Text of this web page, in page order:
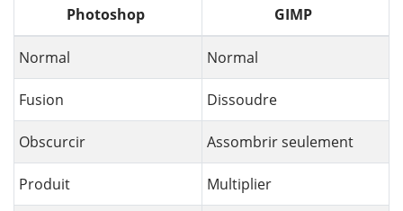
Photoshop GIMP
Normal Normal
Fusion Dissoudre
Obscurcir Assombrir seulement
Produit Multiplier